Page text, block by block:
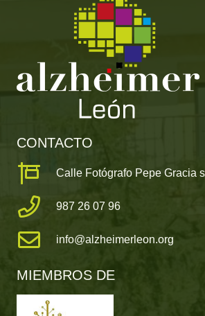
CONTACTO
Calle Fotógrafo Pepe Gracia
987 26 07 96
info@alzheimerleon.org
MIEMBROS DE